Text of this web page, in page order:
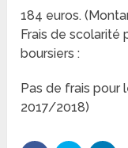
184 euros.
Frais de scolarité
boursiers :
Pas de frais pour
2017/2018)